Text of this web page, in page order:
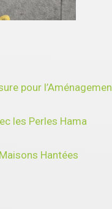
pour
les Perles Hama
Hantées